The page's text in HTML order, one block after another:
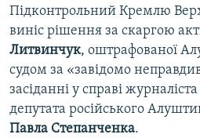
Усі сайти RFE/RL
Підконтрольний Кремлю
виніс рішення за скаргою
Литвинчук, оштрафованої
судом за «завідомо
засіданні у справі журналіста
депутата російського
Павла Степанченка.